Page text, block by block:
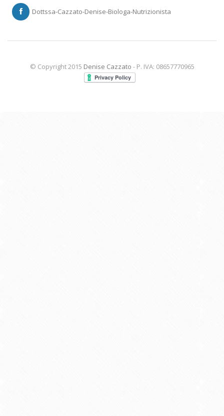
Dottssa-Cazzato-Denise-Biologa-Nutrizionista
© Copyright 2015 Denise Cazzato - P. IVA: 08657770965